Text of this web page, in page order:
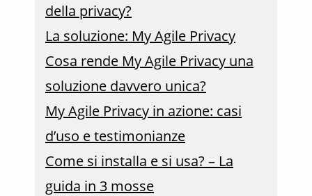
della privacy?
La soluzione: My Agile Privacy
Cosa rende My Agile Privacy una
soluzione davvero unica?
My Agile Privacy in azione: casi
d’uso e testimonianze
Come si installa e si usa? – La
guida in 3 mosse